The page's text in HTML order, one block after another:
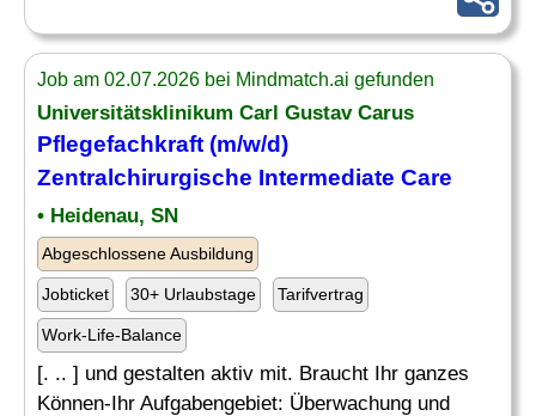
Job am 02.07.2026 bei Mindmatch.ai gefunden
Universitätsklinikum Carl Gustav Carus
Pflegefachkraft (m/w/d)
Zentralchirurgische Intermediate Care
• Heidenau, SN
Abgeschlossene Ausbildung
Jobticket 30+ Urlaubstage Tarifvertrag
Work-Life-Balance
[. .. ] und gestalten aktiv mit. Braucht Ihr ganzes
Können-Ihr Aufgabengebiet: Überwachung und